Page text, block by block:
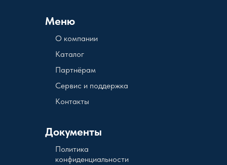
Меню
О компании
Документы
Каталог
Политика
конфиденциальности
Партнёрам
Сервис и поддержка
Контакты